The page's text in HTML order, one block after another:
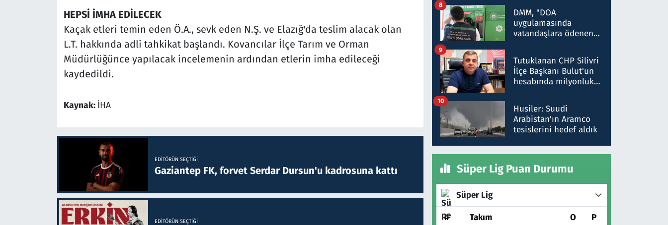
HEPSİ İMHA EDİLECEK
Kaçak etleri temin eden Ö.A., sevk eden N.Ş. ve Elazığ'da teslim alacak olan
L.T. hakkında adli tahkikat başlandı. Kovancılar İlçe Tarım ve Orman
Müdürlüğünce yapılacak incelemenin ardından etlerin imha edileceği
kaydedildi.
Kaynak: İHA
EDITÖRÜN SEÇTIĞI
Gaziantep FK, forvet Serdar Dursun'u kadrosuna kattı
EDITÖRÜN SEÇTIĞI
DMM, "DOA
uygulamasında
vatandaşlara ödenen
düşürüldüğü" iddiasını
yalanladı
8
Tutuklanan CHP Silivri
İlçe Başkanı Bulut'un
hesabında milyonluk
talimat verdi, ben
gönderdim
9
Husiler: Suudi
Arabistan'ın Aramco
tesislerini hedef aldık
10
Süper Lig Puan Durumu
Süper Lig
# Takım O P